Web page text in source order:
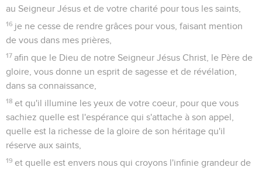
au Seigneur Jésus et de votre charité pour tous les saints,
16 je ne cesse de rendre grâces pour vous, faisant mention
de vous dans mes prières,
17 afin que le Dieu de notre Seigneur Jésus Christ, le Père de
gloire, vous donne un esprit de sagesse et de révélation,
dans sa connaissance,
18 et qu'il illumine les yeux de votre coeur, pour que vous
sachiez quelle est l'espérance qui s'attache à son appel,
quelle est la richesse de la gloire de son héritage qu'il
réserve aux saints,
19 et quelle est envers nous qui croyons l'infinie grandeur de